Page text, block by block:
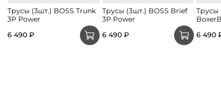
Трусы (3шт.) BOSS Trunk
3P Power
6 490 ₽
Трусы (3шт.) BOSS Brief
3P Power
6 490 ₽
Трусы
6 490